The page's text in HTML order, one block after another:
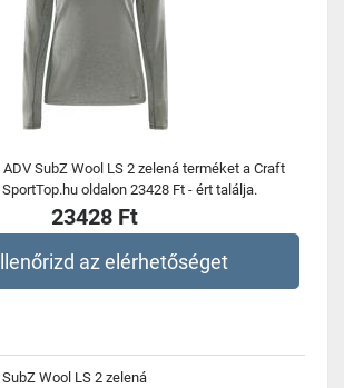
SubZ Wool LS 2 zelená terméket a Craft
oldalon 23428 Ft - ért találja.
23428 Ft
az elérhetőséget
Wool LS 2 zelená